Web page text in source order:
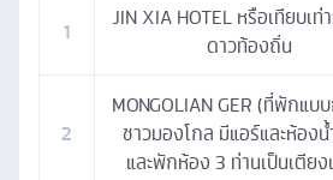
1
JIN XIA HOTEL หรือเทียบเท่
ดาวท้องถิ่น
2
MONGOLIAN GER (ที่พักแบ
ชาวมองโกล มีแอร์และห้องน้
และพักห้อง 3 ท่านเป็นเตียง